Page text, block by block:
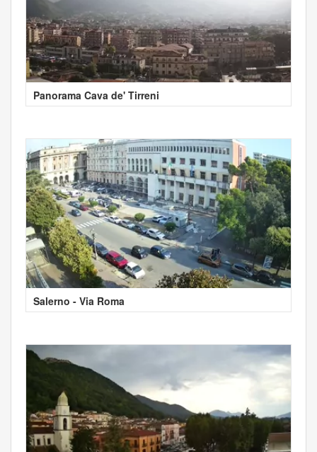
Panorama Cava de' Tirreni
Salerno - Via Roma